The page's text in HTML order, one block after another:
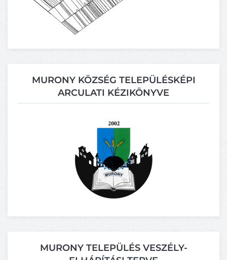
MURONY KÖZSÉG TELEPÜLÉSKÉPI
ARCULATI KÉZIKÖNYVE
MURONY TELEPÜLÉS VESZÉLY-